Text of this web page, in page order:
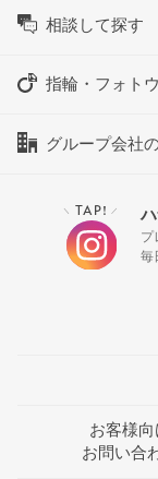
相談して探す
指輪・フォト
グループ会社
＼ TAP! ／
プ
毎
お客様向
お問い合